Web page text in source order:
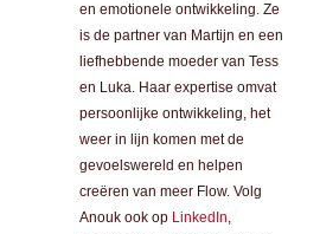
en emotionele ontwikkeling. Ze
is de partner van Martijn en een
liefhebbende moeder van Tess
en Luka. Haar expertise omvat
persoonlijke ontwikkeling, het
weer in lijn komen met de
gevoelswereld en helpen
creëren van meer Flow. Volg
Anouk ook op LinkedIn,